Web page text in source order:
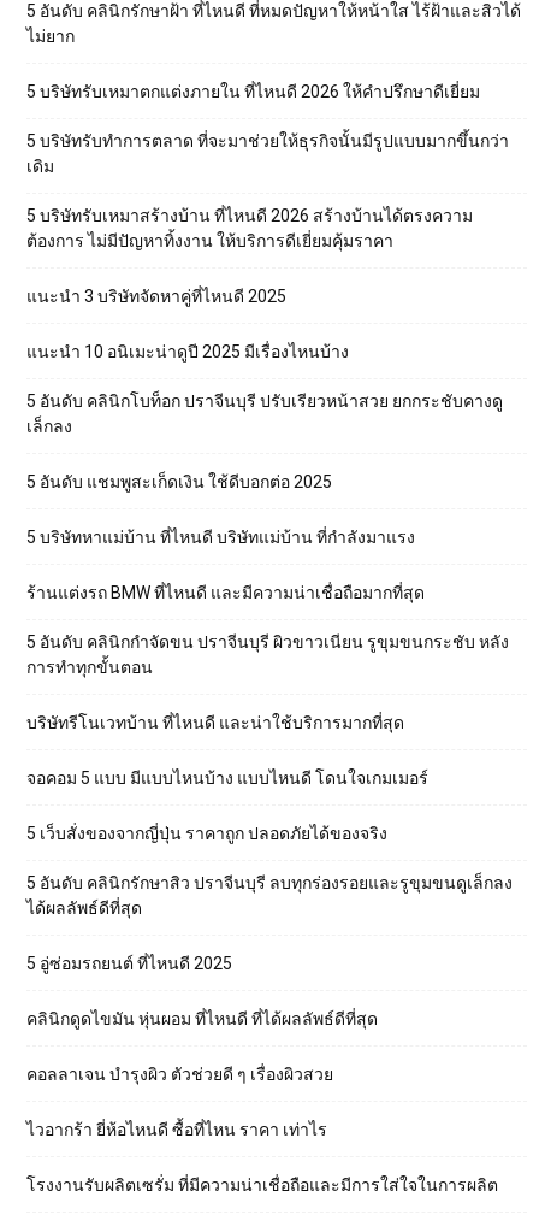
5 อันดับ คลินิกรักษาฝ้า ที่ไหนดี ที่หมดปัญหาให้หน้าใส ไร้ฝ้าและสิวได้
ไม่ยาก
5 บริษัทรับเหมาตกแต่งภายใน ที่ไหนดี 2026 ให้คำปรึกษาดีเยี่ยม
5 บริษัทรับทำการตลาด ที่จะมาช่วยให้ธุรกิจนั้นมีรูปแบบมากขึ้นกว่า
เดิม
5 บริษัทรับเหมาสร้างบ้าน ที่ไหนดี 2026 สร้างบ้านได้ตรงความ
ต้องการ ไม่มีปัญหาทิ้งงาน ให้บริการดีเยี่ยมคุ้มราคา
แนะนำ 3 บริษัทจัดหาคู่ที่ไหนดี 2025
แนะนำ 10 อนิเมะน่าดูปี 2025 มีเรื่องไหนบ้าง
5 อันดับ คลินิกโบท็อก ปราจีนบุรี ปรับเรียวหน้าสวย ยกกระชับคางดู
เล็กลง
5 อันดับ แชมพูสะเก็ดเงิน ใช้ดีบอกต่อ 2025
5 บริษัทหาแม่บ้าน ที่ไหนดี บริษัทแม่บ้าน ที่กำลังมาแรง
ร้านแต่งรถ BMW ที่ไหนดี และมีความน่าเชื่อถือมากที่สุด
5 อันดับ คลินิกกำจัดขน ปราจีนบุรี ผิวขาวเนียน รูขุมขนกระชับ หลัง
การทำทุกขั้นตอน
บริษัทรีโนเวทบ้าน ที่ไหนดี และน่าใช้บริการมากที่สุด
จอคอม 5 แบบ มีแบบไหนบ้าง แบบไหนดี โดนใจเกมเมอร์
5 เว็บสั่งของจากญี่ปุ่น ราคาถูก ปลอดภัยได้ของจริง
5 อันดับ คลินิกรักษาสิว ปราจีนบุรี ลบทุกร่องรอยและรูขุมขนดูเล็กลง
ได้ผลลัพธ์ดีที่สุด
5 อู่ซ่อมรถยนต์ ที่ไหนดี 2025
คลินิกดูดไขมัน หุ่นผอม ที่ไหนดี ที่ได้ผลลัพธ์ดีที่สุด
คอลลาเจน บำรุงผิว ตัวช่วยดี ๆ เรื่องผิวสวย
ไวอากร้า ยี่ห้อไหนดี ซื้อที่ไหน ราคา เท่าไร
โรงงานรับผลิตเซรั่ม ที่มีความน่าเชื่อถือและมีการใส่ใจในการผลิต